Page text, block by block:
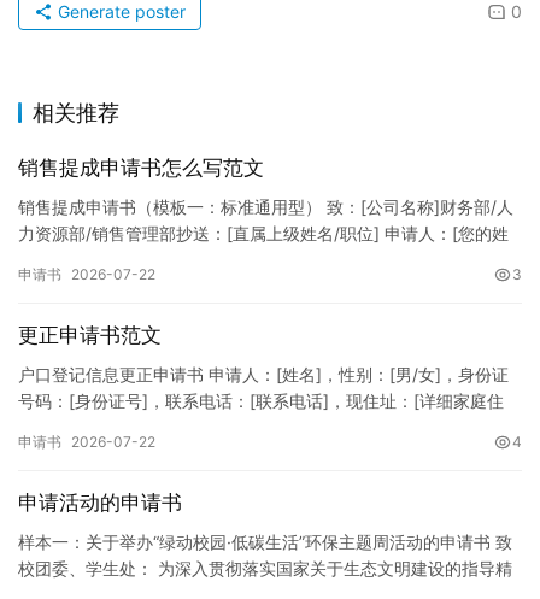
0
Generate poster
相关推荐
销售提成申请书怎么写范文
销售提成申请书（模板一：标准通用型） 致：[公司名称]财务部/人
力资源部/销售管理部抄送：[直属上级姓名/职位] 申请人：[您的姓
申请书 2026-07-22 3
更正申请书范文
户口登记信息更正申请书 申请人：[姓名]，性别：[男/女]，身份证
号码：[身份证号]，联系电话：[联系电话]，现住址：[详细家庭住
申请书 2026-07-22 4
申请活动的申请书
样本一：关于举办“绿动校园·低碳生活”环保主题周活动的申请书 致
校团委、学生处： 为深入贯彻落实国家关于生态文明建设的指导精